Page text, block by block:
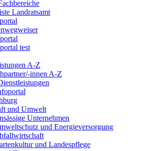
Landratsamt
test
A-Z
innen A-Z
und Umwelt
Unternehmen
und Energieversorgung
und Landespflege